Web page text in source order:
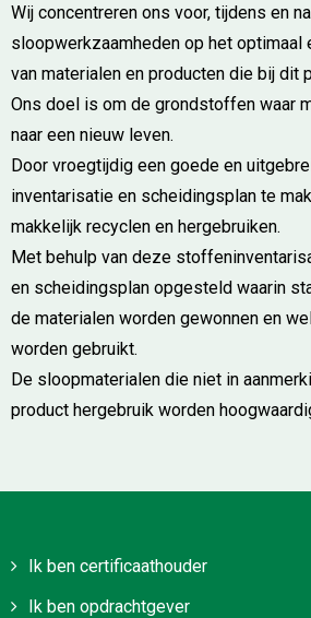
Wij concentreren ons voor, tijdens en
sloopwerkzaamheden op het optimaal
van materialen en producten die bij dit
Ons doel is om de grondstoffen waar
naar een nieuw leven.
Door vroegtijdig een goede en
inventarisatie en scheidingsplan te
makkelijk recyclen en hergebruiken.
Met behulp van deze
en scheidingsplan opgesteld waarin
de materialen worden gewonnen en
worden gebruikt.
De sloopmaterialen die niet in
product hergebruik worden
Ik ben certificaathouder
Ik ben opdrachtgever